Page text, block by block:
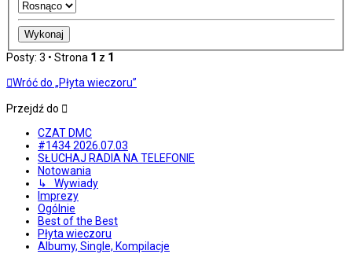
Posty: 3 • Strona 1 z 1
Wróć do „Płyta wieczoru”
Przejdź do
CZAT DMC
#1434 2026.07.03
SŁUCHAJ RADIA NA TELEFONIE
Notowania
↳ Wywiady
Imprezy
Ogólnie
Best of the Best
Płyta wieczoru
Albumy, Single, Kompilacje